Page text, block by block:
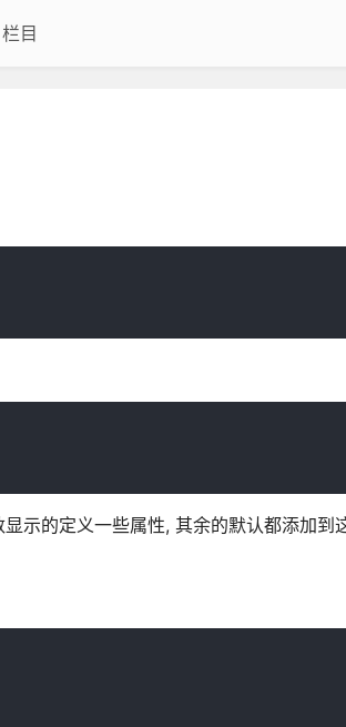
栏目
示的定义一些属性, 其余的默认都添加到